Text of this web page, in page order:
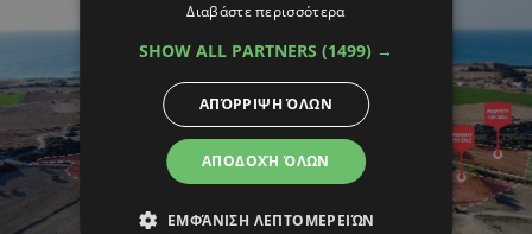
Διαβάστε περισσότερα
SHOW ALL PARTNERS (1499) →
ΑΠΟΔΟΧΉ ΌΛΩΝ
ΑΠΌΡΡΙΨΗ ΌΛΩΝ
ΕΜΦΆΝΙΣΗ ΛΕΠΤΟΜΕΡΕΙΏΝ